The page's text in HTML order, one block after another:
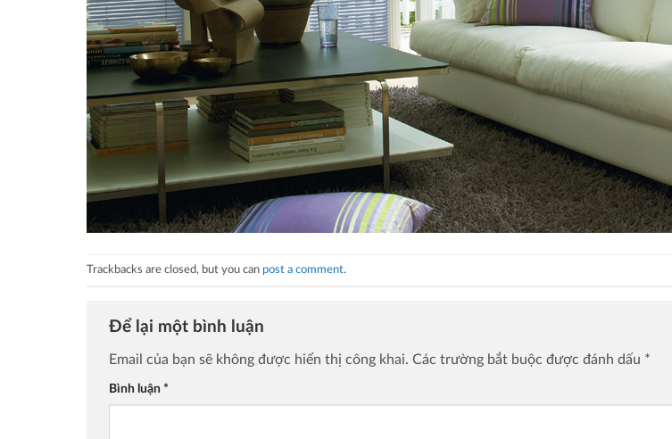
Trackbacks are closed, but you can post a comment.
Để lại một bình luận
Email của bạn sẽ không được hiển thị công khai. Các trường bắt buộc được đánh dấu *
Bình luận *